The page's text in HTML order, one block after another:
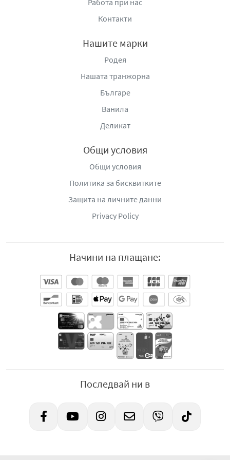
Работа при нас
Контакти
Нашите марки
Родея
Нашата транжорна
Българе
Ванила
Деликат
Общи условия
Общи условия
Политика за бисквитките
Защита на личните данни
Privacy Policy
Начини на плащане:
Последвай ни в